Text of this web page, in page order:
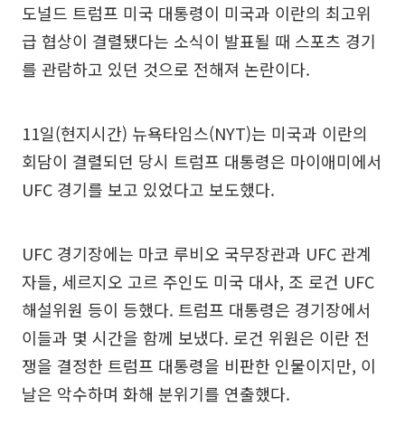
도널드 트럼프 미국 대통령이 미국과 이란의 최고위
급 협상이 결렬됐다는 소식이 발표될 때 스포츠 경기
를 관람하고 있던 것으로 전해져 논란이다.
11일(현지시간) 뉴욕타임스(NYT)는 미국과 이란의
회담이 결렬되던 당시 트럼프 대통령은 마이애미에서
UFC 경기를 보고 있었다고 보도했다.
UFC 경기장에는 마코 루비오 국무장관과 UFC 관계
자들, 세르지오 고르 주인도 미국 대사, 조 로건 UFC
해설위원 등이 등했다. 트럼프 대통령은 경기장에서
이들과 몇 시간을 함께 보냈다. 로건 위원은 이란 전
쟁을 결정한 트럼프 대통령을 비판한 인물이지만, 이
날은 악수하며 화해 분위기를 연출했다.